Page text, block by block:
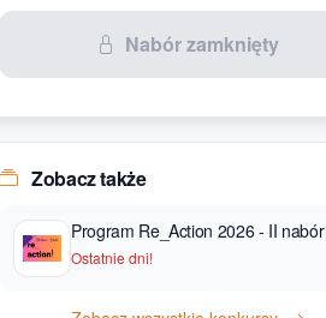
Nabór zamknięty
Zobacz także
Program Re_Action 2026 - II nabór
Ostatnie dni!